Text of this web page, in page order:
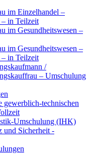
im Einzelhandel –
in Teilzeit
im Gesundheitswesen –
im Gesundheitswesen –
in Teilzeit
/
– Umschulung
gewerblich-technischen
Umschulung (IHK)
und Sicherheit -